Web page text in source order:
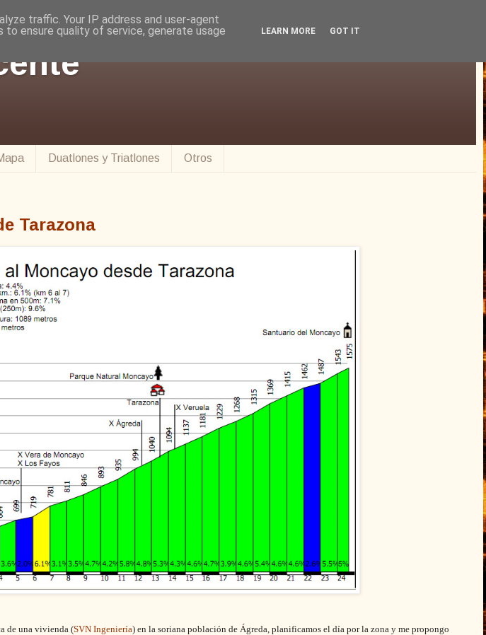
Duatlones y Triatlones Otros
Tarazona
de una vivienda (SVN Ingeniería) en la soriana población de Ágreda, planificamos el día por la zona y me propongo
traffic. Your IP address and user-agent
ensure quality of service, generate usage
LEARN MORE GOT IT